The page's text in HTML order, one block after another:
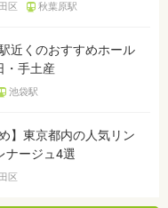
区 秋葉原駅
近くのおすすめホール
・手土産
池袋駅
】東京都内の人気リン
ナージュ4選
区